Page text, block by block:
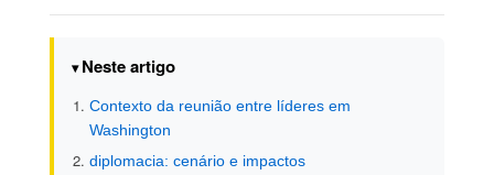
Neste artigo
Contexto da reunião entre líderes em
Washington
diplomacia: cenário e impactos